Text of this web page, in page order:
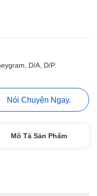
D/A, D/P.
Nói Chuyện Ngay.
Mô Tả Sản Phẩm